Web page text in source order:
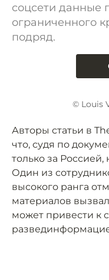
соцсети данные
ограниченного
подряд.
© Louis
Авторы статьи в
что, судя по
только за
Один из
высокого ранга
материалов
может привести к